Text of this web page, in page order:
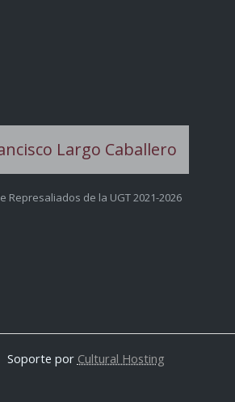
Represaliados de la UGT 2021-2026
Soporte por Cultural Hosting